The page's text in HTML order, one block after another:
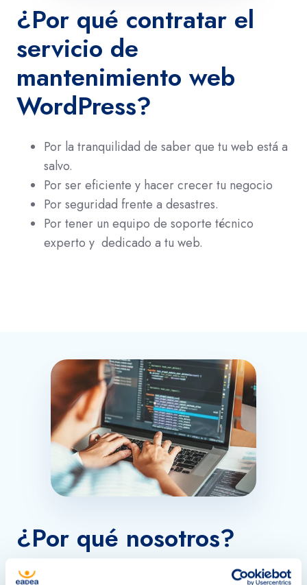
¿Por qué contratar el
servicio de
mantenimiento web
WordPress?
Por la tranquilidad de saber que tu web está a
salvo.
Por ser eficiente y hacer crecer tu negocio
Por seguridad frente a desastres.
Por tener un equipo de soporte técnico
experto y dedicado a tu web.
¿Por qué nosotros?
Conocemos las